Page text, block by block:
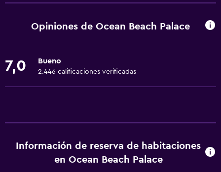
Cajero automático/banco
Servicio de conserjería
Recepción 24 horas
Opiniones de Ocean Beach Palace
7,0 Bueno
2.446 calificaciones verificadas
Información de reserva de habitaciones
en Ocean Beach Palace